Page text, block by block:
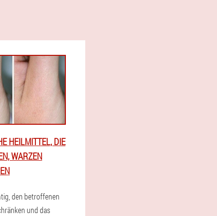
HEILMITTEL, DIE
WARZEN
den betroffenen
und das